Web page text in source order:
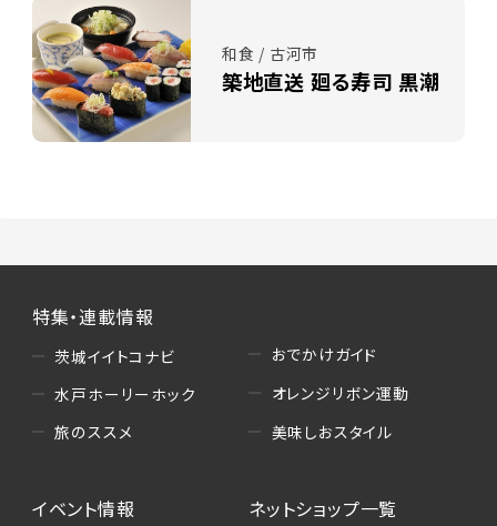
和食 / 古河市
築地直送 廻る寿司 黒潮
特集・連載情報
茨城イイトコナビ
水戸ホーリーホック
旅のススメ
おでかけガイド
オレンジリボン運動
美味しおスタイル
イベント情報
ネットショップ一覧